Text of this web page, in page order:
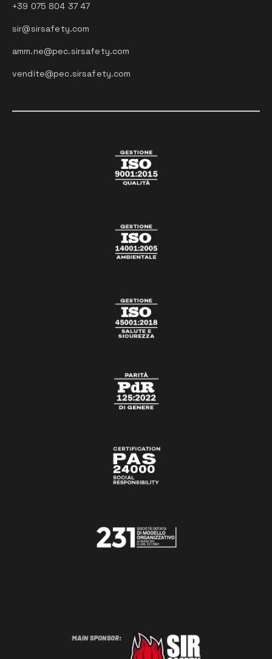
+39 075 804 37 47
sir@sirsafety.com
amm.ne@pec.sirsafety.com
vendite@pec.sirsafety.com